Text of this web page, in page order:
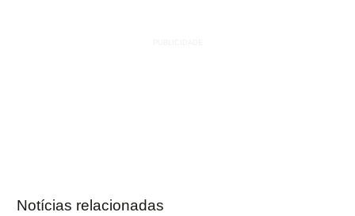
Notícias relacionadas